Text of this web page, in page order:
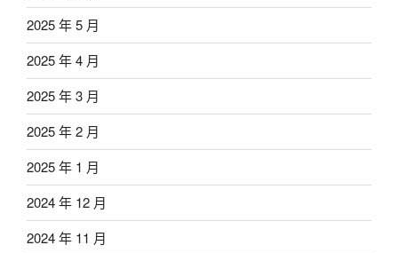
2025 年 5 月
2025 年 4 月
2025 年 3 月
2025 年 2 月
2025 年 1 月
2024 年 12 月
2024 年 11 月